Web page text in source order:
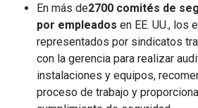
En más de2700 comités de
por empleados en EE. UU., los
representados por sindicatos
con la gerencia para realizar
instalaciones y equipos,
proceso de trabajo y